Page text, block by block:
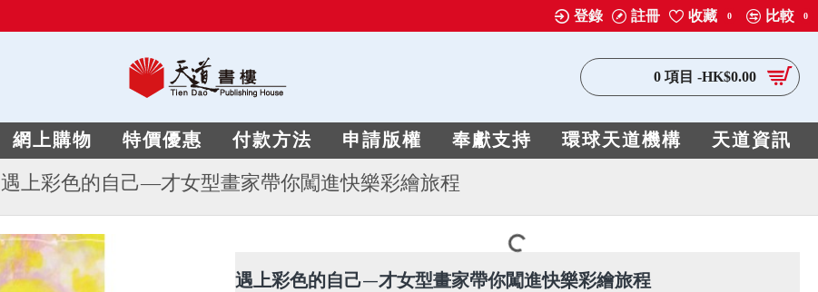
登錄 註冊 收藏 0 比較 0
0 項目 -HK$0.00
網上購物 特價優惠 付款方法 申請版權 奉獻支持 環球天道機構 天道資訊
遇上彩色的自己—才女型畫家帶你闖進快樂彩繪旅程
遇上彩色的自己—才女型畫家帶你闖進快樂彩繪旅程